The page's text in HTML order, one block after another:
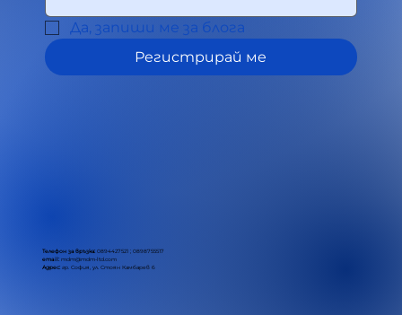
Телефон за връзка: 0894427521 ; 0898755517
email: mdm@mdm-ltd.com
Адрес: гр. София, ул. Стоян Камбарев 6
Да, запиши ме за блога
Регистрирай ме